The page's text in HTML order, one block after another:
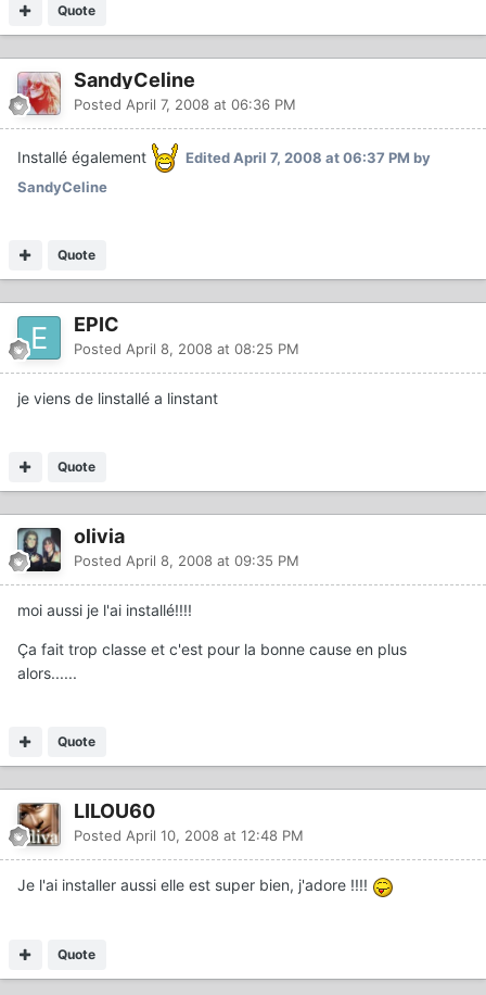
Quote
SandyCeline
Posted April 7, 2008 at 06:36 PM
Installé également EditedApril 7, 2008 at 06:37 PM by
SandyCeline
Quote
EPIC
Posted April 8, 2008 at 08:25 PM
je viens de linstallé a linstant
Quote
olivia
Posted April 8, 2008 at 09:35 PM
moi aussi je l'ai installé!!!!
Ça fait trop classe et c'est pour la bonne cause en plus
alors......
Quote
LILOU60
Posted April 10, 2008 at 12:48 PM
Je l'ai installer aussi elle est super bien, j'adore !!!!
Quote